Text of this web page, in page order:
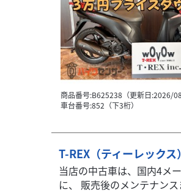
商品番号:B625238（更新日:2026/
車台番号:852（下3桁）
T-REX（ティーレック
当店の中古車は、国内4メ
に、 販売後のメンテナン